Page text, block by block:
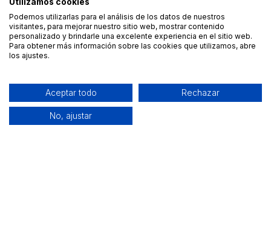
Podemos utilizarlas para el análisis de los datos de nuestros
visitantes, para mejorar nuestro sitio web, mostrar contenido
personalizado y brindarle una excelente experiencia en el sitio web.
Para obtener más información sobre las cookies que utilizamos, abre
los ajustes.
Aceptar todo Rechazar
No, ajustar